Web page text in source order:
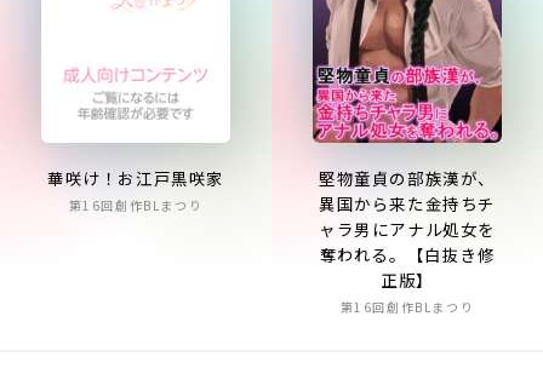
華咲け！お江戸黒咲家
第16回創作BLまつり
堅物童貞の部族漢が、
異国から来た金持ちチ
ャラ男にアナル処女を
奪われる。【白抜き修
正版】
第16回創作BLまつり